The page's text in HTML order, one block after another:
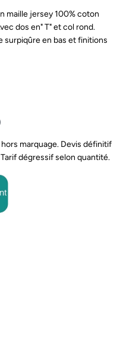
maille jersey 100% coton
dos en" T" et col rond.
surpiqûre en bas et finitions
marquage. Devis définitif
dégressif selon quantité.